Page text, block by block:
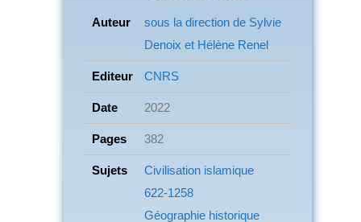
Auteur
sous la direction de Sylvie
Denoix et Hélène Renel
Editeur CNRS
Date 2022
Pages 382
Sujets
Civilisation islamique
622-1258
Géographie historique